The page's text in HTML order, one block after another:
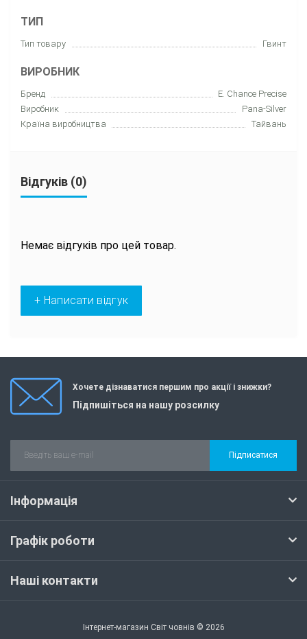
ТИП
Тип товару Гвинт
ВИРОБНИК
Бренд
E. Chance Precise
Виробник
Pana-Silver
Країна виробництва
Тайвань
Відгуків (0)
Немає відгуків про цей товар.
+ Написати відгук
Хочете дізнаватися першим про акції і знижки?
Підпишіться на нашу розсилку
Підписатися
Інформація
Графік роботи
Наші контакти
Інтернет-магазин Світ човнів © 2026